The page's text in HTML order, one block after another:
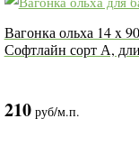
Вагонка ольха 14 x
Софтлайн сорт А,
210руб/м.п.